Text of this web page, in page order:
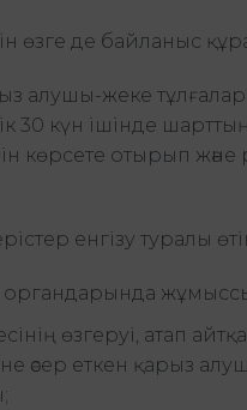
өзге де байланыс
алушы-жеке
30 күн ішінде
көрсете отырып
енгізу туралы
жұмыссыз
өзгеруі, атап
әсер еткен қарыз